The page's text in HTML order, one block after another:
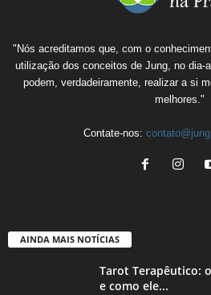
"Nós acreditamos que, com o
utilização dos conceitos de Jung, no dia-
podem, verdadeiramente, realizar a si
melhores."
Contate-nos:
AINDA MAIS NOTÍCIAS
Tarot Terapêutico:
e como ele...